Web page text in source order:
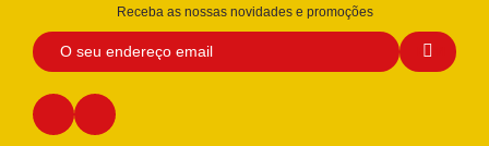
Receba as nossas novidades e promoções